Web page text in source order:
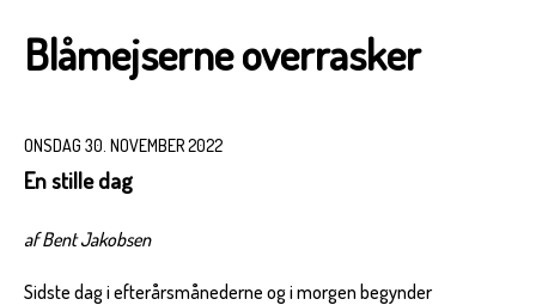
Blåmejserne overrasker
ONSDAG 30. NOVEMBER 2022
En stille dag
af Bent Jakobsen
Sidste dag i efterårsmånederne og i morgen begynder